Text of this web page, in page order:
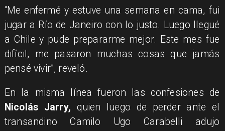
“Me enfermé y estuve una semana en cama, fui
jugar a Río de Janeiro con lo justo. Luego llegué
a Chile y pude prepararme mejor. Este mes fue
difícil, me pasaron muchas cosas que jamás
pensé vivir”, reveló.
En la misma línea fueron las confesiones de
Nicolás Jarry, quien luego de perder ante el
transandino Camilo Ugo Carabelli adujo